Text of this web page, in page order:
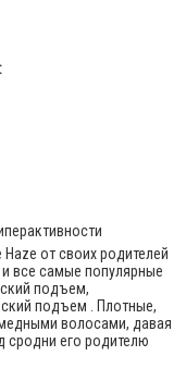
от своих родителей
все самые популярные
подъем,
подъем . Плотные,
волосами, давая
сродни его родителю